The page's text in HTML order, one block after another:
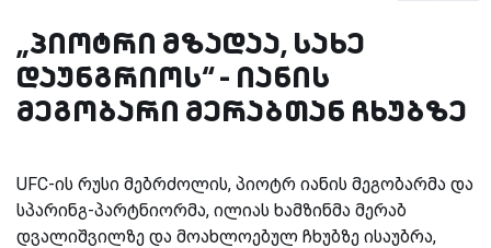
„პიოტრი მზადაა, სახე
დაუნგრიოს“ - იანის
მეგობარი მერაბთან ჩხუბზე
UFC-ის რუსი მებრძოლის, პიოტრ იანის მეგობარმა და
სპარინგ-პარტნიორმა, ილიას ხამზინმა მერაბ
დვალიშვილზე და მოახლოებულ ჩხუბზე ისაუბრა,